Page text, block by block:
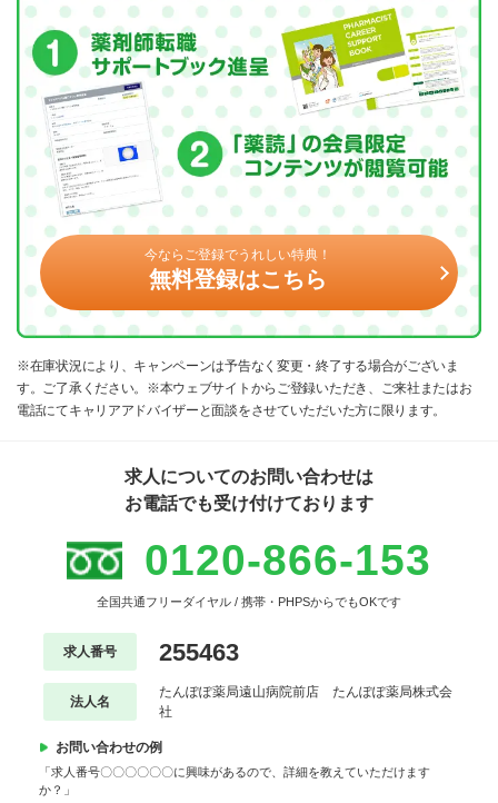
今ならご登録でうれしい特典！
無料登録はこちら
※在庫状況により、キャンペーンは予告なく変更・終了する場合がございま
す。ご了承ください。※本ウェブサイトからご登録いただき、ご来社またはお
電話にてキャリアアドバイザーと面談をさせていただいた方に限ります。
求人についてのお問い合わせは
お電話でも受け付けております
0120-866-153
全国共通フリーダイヤル / 携帯・PHPSからでもOKです
求人番号 255463
法人名
たんぽぽ薬局遠山病院前店 たんぽぽ薬局株式会
社
お問い合わせの例
「求人番号〇〇〇〇〇〇に興味があるので、詳細を教えていただけます
か？」